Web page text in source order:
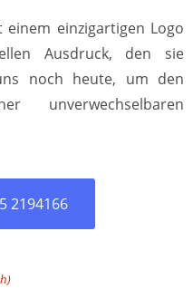
einzigartigen Logo
Ausdruck, den sie
noch heute, um den
2194166